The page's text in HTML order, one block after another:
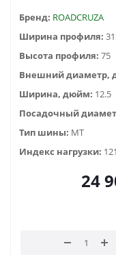
Бренд: ROADCRUZA
Ширина профиля:
Высота профиля: 75
Внешний диаметр,
Ширина, дюйм: 12.5
Посадочный
Тип шины: MT
Индекс нагрузки:
24